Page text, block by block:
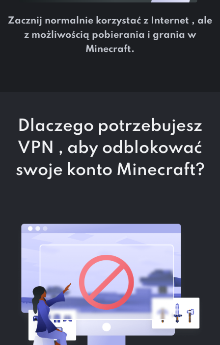
Zacznij normalnie korzystać z Internet , ale
z możliwością pobierania i grania w
Minecraft.
Dlaczego potrzebujesz
VPN , aby odblokować
swoje konto Minecraft?